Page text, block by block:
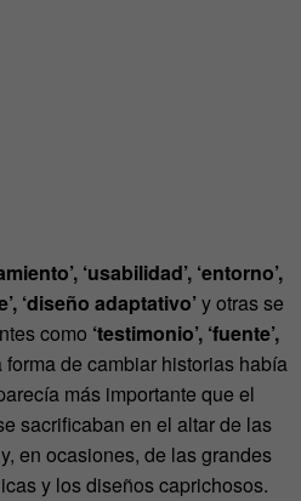
‘usabilidad’, ‘entorno’,
‘diseño adaptativo’ y otras se
como ‘testimonio’, ‘fuente’,
forma de cambiar historias había
más importante que el
sacrificaban en el altar de las
en ocasiones, de las grandes
y los diseños caprichosos.